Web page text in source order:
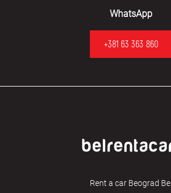
WhatsApp
+381 63 363 860
Rent a car Beograd Bel